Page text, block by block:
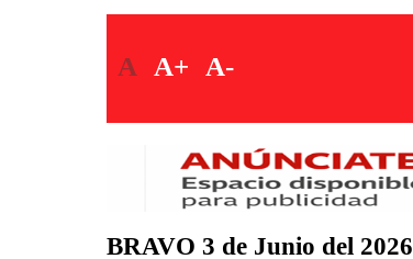
A A+ A-
BRAVO 3 de Junio del 2026